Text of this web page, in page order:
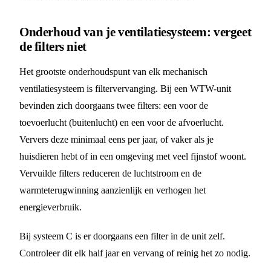
Onderhoud van je ventilatiesysteem: vergeet
de filters niet
Het grootste onderhoudspunt van elk mechanisch
ventilatiesysteem is filtervervanging. Bij een WTW-unit
bevinden zich doorgaans twee filters: een voor de
toevoerlucht (buitenlucht) en een voor de afvoerlucht.
Ververs deze minimaal eens per jaar, of vaker als je
huisdieren hebt of in een omgeving met veel fijnstof woont.
Vervuilde filters reduceren de luchtstroom en de
warmteterugwinning aanzienlijk en verhogen het
energieverbruik.
Bij systeem C is er doorgaans een filter in de unit zelf.
Controleer dit elk half jaar en vervang of reinig het zo nodig.